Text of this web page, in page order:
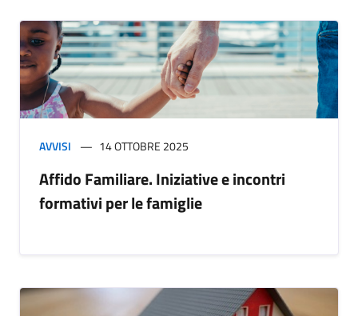
AVVISI 14 OTTOBRE 2025
Affido Familiare. Iniziative e incontri
formativi per le famiglie